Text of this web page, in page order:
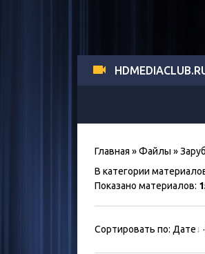
Главная »Файлы »
В категории
Показано материалов:
Сортировать по: Дате ·